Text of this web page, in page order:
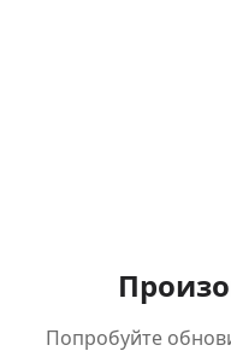
Попробуйте